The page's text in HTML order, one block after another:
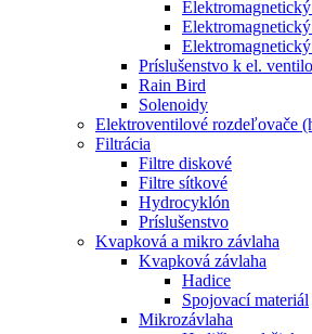
Príslušenstvo k el.
Rain Bird
Solenoidy
Elektroventilové rozdeľovače
Filtrácia
Filtre diskové
Filtre sítkové
Hydrocyklón
Príslušenstvo
Kvapková a mikro závlaha​
Kvapková závlaha
Hadice
Spojovací materiál
Mikrozávlaha